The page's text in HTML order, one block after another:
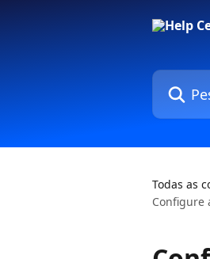
Todas as
Configure